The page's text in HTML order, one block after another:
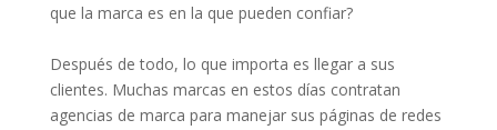
que la marca es en la que pueden confiar?
Después de todo, lo que importa es llegar a sus
clientes. Muchas marcas en estos días contratan
agencias de marca para manejar sus páginas de redes